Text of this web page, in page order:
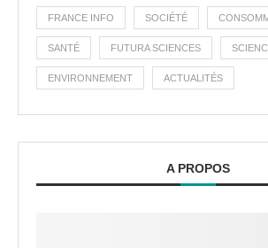
FRANCE INFO SOCIÉTÉ
SANTÉ FUTURA SCIENCES
ENVIRONNEMENT ACTUALITÉS
A PROPOS